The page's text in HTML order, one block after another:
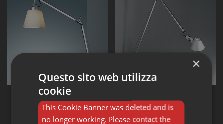
Lampade da parete ARTEMIDE
ARTEMIDE Tolomeo Basculante
parete
312,00 €
ARTEMIDE Tolomeo Braccio
273,00 €
420,00 €
×
Questo sito web utilizza
cookie
This Cookie Banner was deleted and is
no longer working. Please contact the